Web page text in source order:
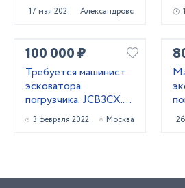
17 мая 2023 Александровская
100 000 ₽
Требуется машинист
эсковатора
погрузчика. JCB3CX.
Зарплата. 100000₽
3 февраля 2022 Москва